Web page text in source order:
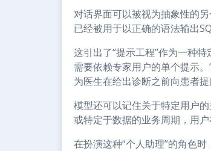
对话界面可以被视为抽象性的
已经被用于以正确的语法输出
这引出了“提示工程”作为一种
需要依赖专家用户的单个提示
为医生在给出诊断之前向患者提
模型还可以记住关于特定用户
或特定于数据的业务周期，用
在扮演这种“个人助理”的角色